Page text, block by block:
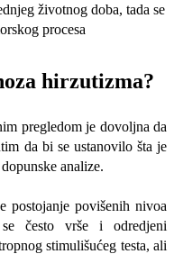
životnog doba, tada se
procesa
hirzutizma?
pregledom je dovoljna da
da bi se ustanovilo šta je
analize.
postojanje povišenih nivoa
često vrše i odredjeni
stimulišućeg testa, ali